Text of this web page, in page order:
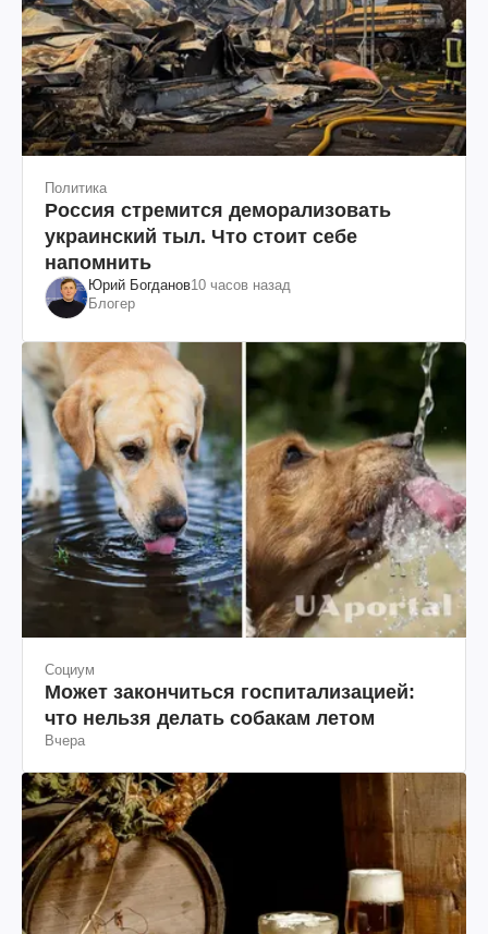
Политика
Россия стремится деморализовать
украинский тыл. Что стоит себе
напомнить
Юрий Богданов10 часов назад
Блогер
Социум
Может закончиться госпитализацией:
что нельзя делать собакам летом
Вчера